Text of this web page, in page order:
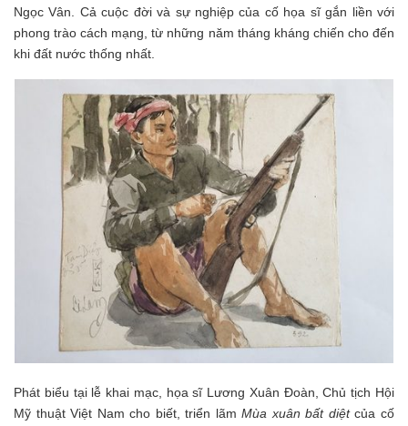
Ngọc Vân. Cả cuộc đời và sự nghiệp của cố họa sĩ gắn liền với
phong trào cách mạng, từ những năm tháng kháng chiến cho đến
khi đất nước thống nhất.
Phát biểu tại lễ khai mạc, họa sĩ Lương Xuân Đoàn, Chủ tịch Hội
Mỹ thuật Việt Nam cho biết, triển lãmMùa xuân bất diệtcủa cố